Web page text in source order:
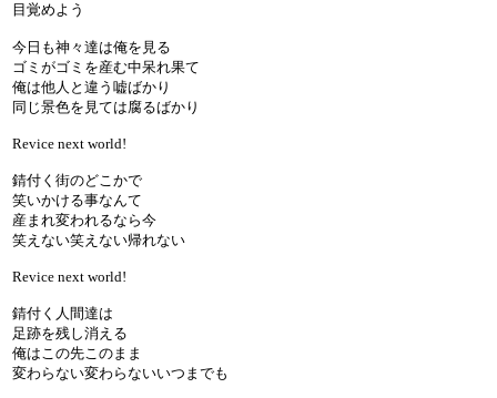
目覚めよう
今日も神々達は俺を見る
ゴミがゴミを産む中呆れ果て
俺は他人と違う嘘ばかり
同じ景色を見ては腐るばかり
Revice next world!
錆付く街のどこかで
笑いかける事なんて
産まれ変われるなら今
笑えない笑えない帰れない
Revice next world!
錆付く人間達は
足跡を残し消える
俺はこの先このまま
変わらない変わらないいつまでも